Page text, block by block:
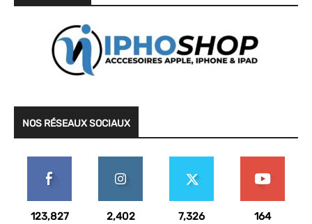
NOS RÉSEAUX SOCIAUX
123,827 2,402 7,326 164